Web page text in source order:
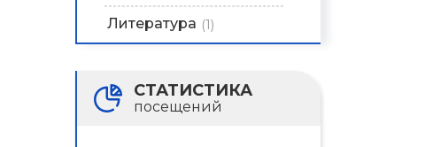
Литература (1)
СТАТИСТИКА
посещений